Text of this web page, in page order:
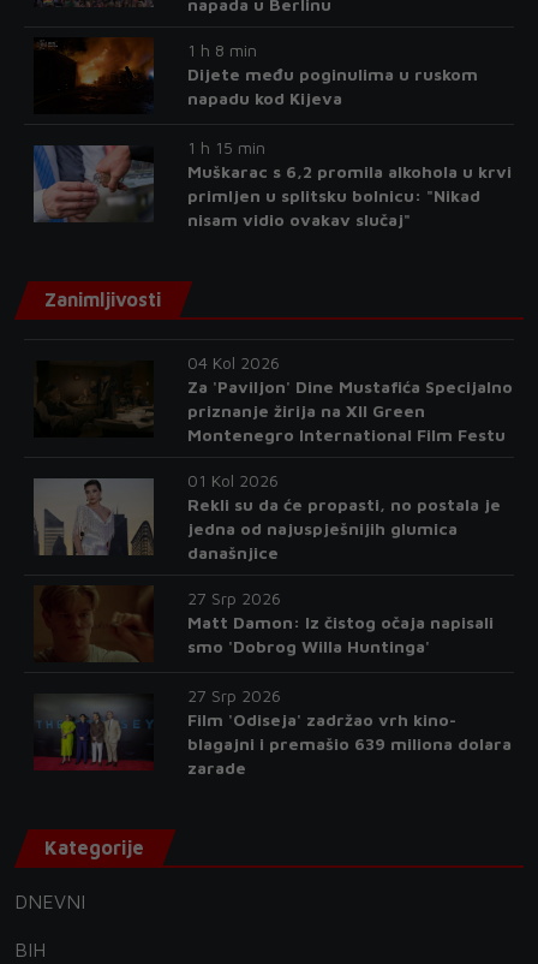
napada u Berlinu
1 h 8 min
Dijete među poginulima u ruskom
napadu kod Kijeva
1 h 15 min
Muškarac s 6,2 promila alkohola u krvi
primljen u splitsku bolnicu: "Nikad
nisam vidio ovakav slučaj"
Zanimljivosti
04 Kol 2026
Za 'Paviljon' Dine Mustafića Specijalno
priznanje žirija na XII Green
Montenegro International Film Festu
01 Kol 2026
Rekli su da će propasti, no postala je
jedna od najuspješnijih glumica
današnjice
27 Srp 2026
Matt Damon: Iz čistog očaja napisali
smo 'Dobrog Willa Huntinga'
27 Srp 2026
Film 'Odiseja' zadržao vrh kino-
blagajni i premašio 639 miliona dolara
zarade
Kategorije
DNEVNI
BIH